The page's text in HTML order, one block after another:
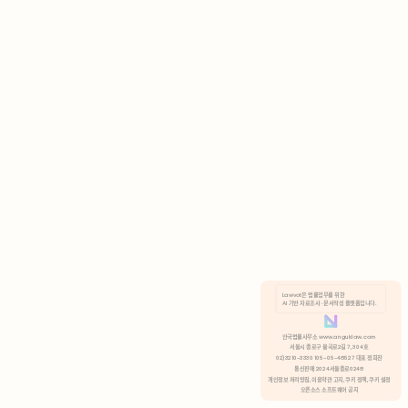
분석 쿠키 허용
Lawvot은 법률업무를 위한
AI 기반 자료조사 · 문서작성 플랫폼입니다.
안국법률사무소 www.anguklaw.com
서울시 종로구 율곡로2길 7, 304호
02)3210-3330 105-05-48527 대표 정희찬
통신판매 2024서울종로0248
개인정보 처리방침, 이용약관 고지, 쿠키 정책, 쿠키 설정
오픈소스 소프트웨어 공지